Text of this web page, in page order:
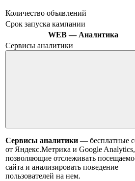
Количество объявлений
Срок запуска кампании
WEB — Аналитика
Сервисы аналитики
Сервисы аналитики — бесплатные
от Яндекс.Метрика и Google Analytics,
позволяющие отслеживать
сайта и анализировать поведение
пользователей на нем.